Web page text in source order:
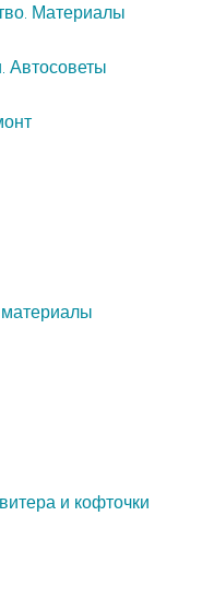
Материалы
Автосоветы
и кофточки